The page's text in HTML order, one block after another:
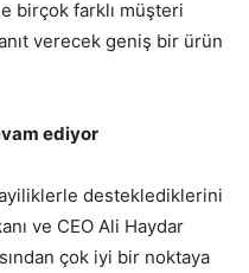
birçok farklı müşteri
verecek geniş bir ürün
ediyor
desteklediklerini
ve CEO Ali Haydar
çok iyi bir noktaya